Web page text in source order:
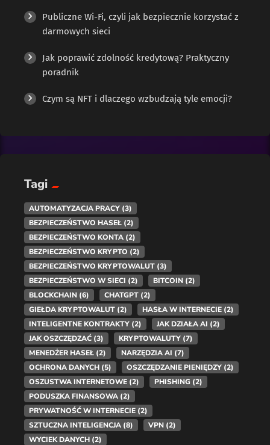
Publiczne Wi-Fi, czyli jak bezpiecznie korzystać z
darmowych sieci
Jak poprawić zdolność kredytową? Praktyczny
poradnik
Czym są NFT i dlaczego wzbudzają tyle emocji?
Tagi
AUTOMATYZACJA PRACY (3)
BEZPIECZEŃSTWO HASEŁ (2)
BEZPIECZEŃSTWO KONTA (2)
BEZPIECZEŃSTWO KRYPTO (2)
BEZPIECZEŃSTWO KRYPTOWALUT (3)
BEZPIECZEŃSTWO W SIECI (2) BITCOIN (2)
BLOCKCHAIN (6) CHATGPT (2)
GIEŁDA KRYPTOWALUT (2) HASŁA W INTERNECIE (2)
INTELIGENTNE KONTRAKTY (2) JAK DZIAŁA AI (2)
JAK OSZCZĘDZAĆ (3) KRYPTOWALUTY (7)
MENEDŻER HASEŁ (2) NARZĘDZIA AI (7)
OCHRONA DANYCH (5) OSZCZĘDZANIE PIENIĘDZY (2)
OSZUSTWA INTERNETOWE (2) PHISHING (2)
PODUSZKA FINANSOWA (2)
PRYWATNOŚĆ W INTERNECIE (2)
SZTUCZNA INTELIGENCJA (8) VPN (2)
WYCIEK DANYCH (2)